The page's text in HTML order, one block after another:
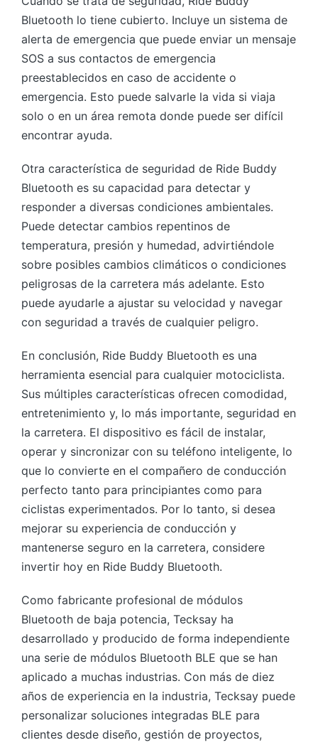
Bluetooth lo tiene cubierto. Incluye un sistema de
alerta de emergencia que puede enviar un mensaje
SOS a sus contactos de emergencia
preestablecidos en caso de accidente o
emergencia. Esto puede salvarle la vida si viaja
solo o en un área remota donde puede ser difícil
encontrar ayuda.
Otra característica de seguridad de Ride Buddy
Bluetooth es su capacidad para detectar y
responder a diversas condiciones ambientales.
Puede detectar cambios repentinos de
temperatura, presión y humedad, advirtiéndole
sobre posibles cambios climáticos o condiciones
peligrosas de la carretera más adelante. Esto
puede ayudarle a ajustar su velocidad y navegar
con seguridad a través de cualquier peligro.
En conclusión, Ride Buddy Bluetooth es una
herramienta esencial para cualquier motociclista.
Sus múltiples características ofrecen comodidad,
entretenimiento y, lo más importante, seguridad en
la carretera. El dispositivo es fácil de instalar,
operar y sincronizar con su teléfono inteligente, lo
que lo convierte en el compañero de conducción
perfecto tanto para principiantes como para
ciclistas experimentados. Por lo tanto, si desea
mejorar su experiencia de conducción y
mantenerse seguro en la carretera, considere
invertir hoy en Ride Buddy Bluetooth.
Como fabricante profesional de módulos
Bluetooth de baja potencia, Tecksay ha
desarrollado y producido de forma independiente
una serie de módulos Bluetooth BLE que se han
aplicado a muchas industrias. Con más de diez
años de experiencia en la industria, Tecksay puede
personalizar soluciones integradas BLE para
clientes desde diseño, gestión de proyectos,